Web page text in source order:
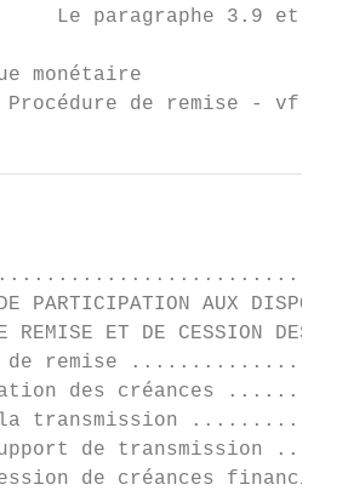
Le paragraphe 3.9 et
monétaire
- Procédure de remise
PARTICIPATION AUX
REMISE ET DE CESSION
de remise
des
de la transmission
support de
cession de